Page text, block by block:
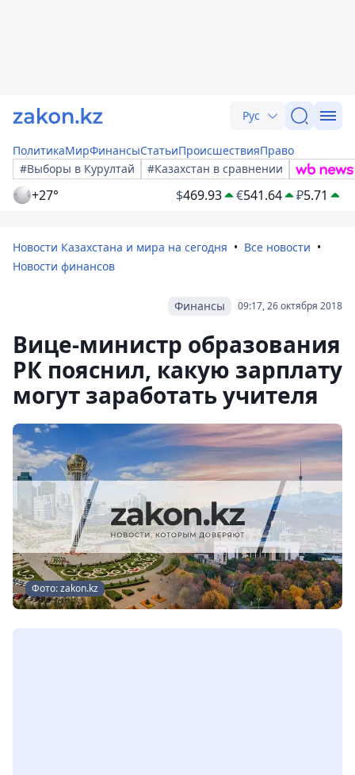
Рус
ПолитикаМирФинансыСтатьиПроисшествияПраво
#Выборы в Курултай
#Казахстан в сравнении
+27° $469.93 €541.64 ₽5.71
Новости Казахстана и мира на сегодня
Все новости
Новости финансов
09:17, 26 октября 2018
Финансы
Вице-министр образования
РК пояснил, какую зарплату
могут заработать учителя
Фото: zakon.kz